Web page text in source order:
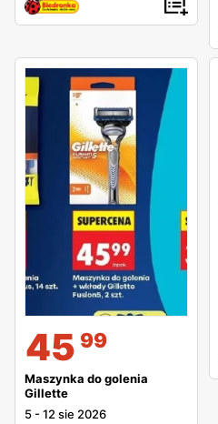
45 99
Maszynka do golenia
Gillette
5 -12 sie 2026